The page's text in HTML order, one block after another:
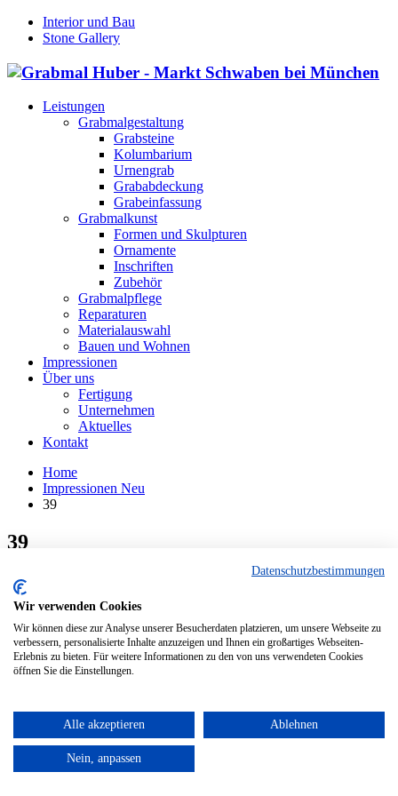
Interior und Bau
Stone Gallery
Leistungen
Grabmalgestaltung
Grabsteine
Kolumbarium
Urnengrab
Grababdeckung
Grabeinfassung
Grabmalkunst
Formen und Skulpturen
Ornamente
Inschriften
Zubehör
Grabmalpflege
Reparaturen
Materialauswahl
Bauen und Wohnen
Impressionen
Über uns
Fertigung
Unternehmen
Aktuelles
Kontakt
Home
Impressionen Neu
39
39
© 2020 Huber Naturstein® - Markt Schwaben bei München
Kontakt
AGB
Datenschutz
Datenschutzbestimmungen
Wir verwenden Cookies
Wir können diese zur Analyse unserer Besucherdaten platzieren, um unsere Webseite zu
verbessern, personalisierte Inhalte anzuzeigen und Ihnen ein großartiges Webseiten-
Erlebnis zu bieten. Für weitere Informationen zu den von uns verwendeten Cookies
öffnen Sie die Einstellungen.
Alle akzeptieren Ablehnen
Nein, anpassen